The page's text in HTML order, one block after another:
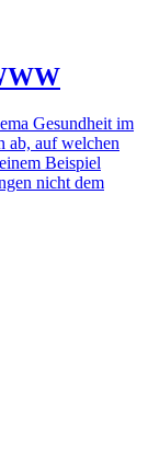
Gesundheit im
ab, auf welchen
Beispiel
nicht dem